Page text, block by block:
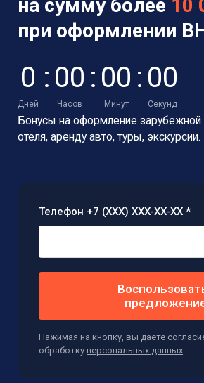
на сумму более 10
при оформлении
0
Дней
: 00
Часов
: 00
Минут
: 00
Секунд
Бонусы на оформление зарубежной
отеля, аренду авто, туры, экскурсии.
Телефон +7 (XXX) XXX-XX-XX *
Нажимая на кнопку, вы даете
обработку персональных данных